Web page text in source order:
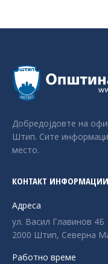
Добредојдовте на
Штип. Сите
место.
КОНТАКТ
Адреса
ул. Васил Главинов 4Б
2000 Штип, Северна
Работно време